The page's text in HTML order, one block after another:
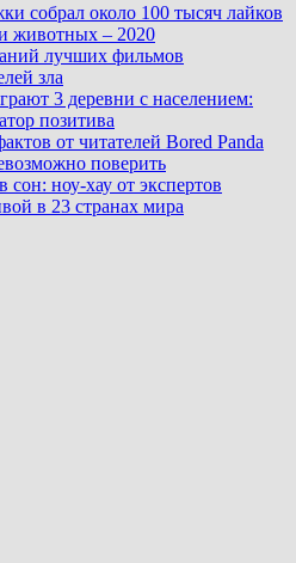
собрал около 100 тысяч лайков
животных – 2020
лучших фильмов
зла
3 деревни с населением:
позитива
от читателей Bored Panda
поверить
сон: ноу-хау от экспертов
в 23 странах мира